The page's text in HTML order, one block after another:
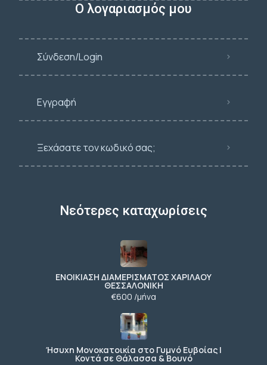
Ο λογαριασμός μου
Σύνδεση/Login
Εγγραφή
Ξεχάσατε τον κωδικό σας;
Νεότερες καταχωρίσεις
ΕΝΟΙΚΙΑΣΗ ΔΙΑΜΕΡΙΣΜΑΤΟΣ ΧΑΡΙΛΑΟΥ
ΘΕΣΣΑΛΟΝΙΚΗ
€600 /μήνα
Ήσυχη Μονοκατοικία στο Γυμνό Ευβοίας |
Κοντά σε Θάλασσα & Βουνό